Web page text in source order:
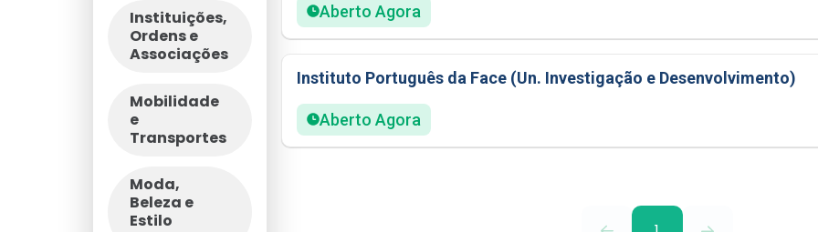
Instituições,
Ordens e
Associações
Mobilidade
e
Transportes
Moda,
Beleza e
Estilo
Aberto Agora
Instituto Português da Face (Un. Investigação e Desenvolvimento)
Aberto Agora